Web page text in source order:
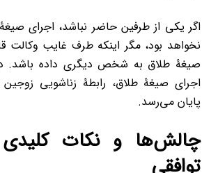
اگر یکی از طرفین حاضر نباشد، اجرای
نخواهد بود، مگر اینکه طرف غایب وکالت
صیغۀ طلاق به شخص دیگری داده باشد.
اجرای صیغۀ طلاق، رابطۀ زناشویی زوجین
پایان می‌رسد.
چالش‌ها و نکات
توافقی